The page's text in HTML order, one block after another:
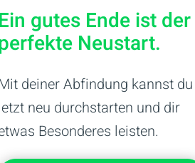
gutes Ende ist der
Neustart.
deiner Abfindung kannst du
neu durchstarten und dir
Besonderes leisten.